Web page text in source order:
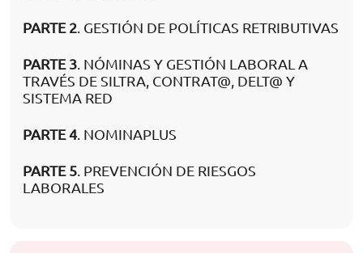
PARTE 2. GESTIÓN DE POLÍTICAS RETRIBUTIVAS
PARTE 3. NÓMINAS Y GESTIÓN LABORAL A
TRAVÉS DE SILTRA, CONTRAT@, DELT@ Y
SISTEMA RED
PARTE 4. NOMINAPLUS
PARTE 5. PREVENCIÓN DE RIESGOS
LABORALES